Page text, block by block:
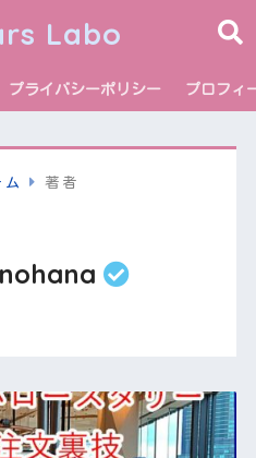
Labo
プライバシーポリシー プロフィ
ム 著者